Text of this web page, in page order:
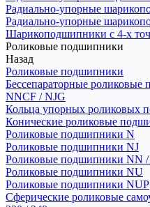
Радиально-упорные
Радиально-упорные
Шарикоподшипники с 4-х
Роликовые подшипники
Назад
Роликовые подшипники
Бессепараторные
NNCF / NJG
Кольца упорных роликовых
Конические роликовые
Роликовые подшипники N
Роликовые подшипники NJ
Роликовые подшипники NN
Роликовые подшипники NU
Роликовые подшипники NUP
Сферические роликовые